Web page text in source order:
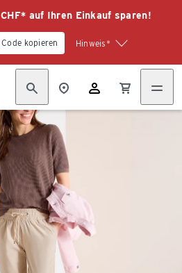
auf Ihren Einkauf sparen!
Code kopieren Hinweis*